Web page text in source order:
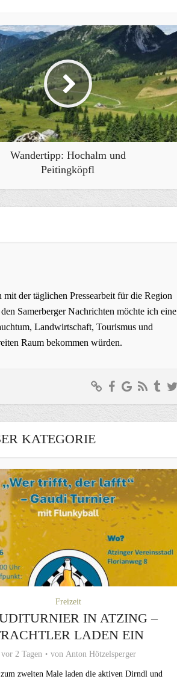
Wandertipp: Hochalm und
Peitingköpfl
der täglichen Pressearbeit für die Region
Samerberger Nachrichten möchte ich eine
Landwirtschaft, Tourismus und
Raum bekommen würden.
KATEGORIE
Freizeit
IN ATZING –
LADEN EIN
vor 2 Tagen von Anton Hötzelsperger
zweiten Male laden die aktiven Dirndl und